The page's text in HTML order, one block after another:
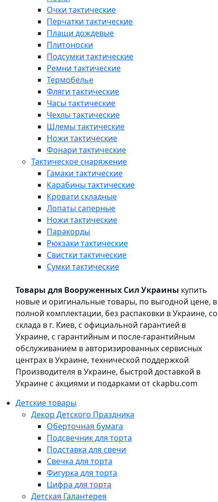
Очки тактические
Перчатки тактические
Плащи дождевые
Плитоноски
Подсумки тактические
Ремни тактические
Термобелье
Фляги тактические
Часы тактические
Чехлы тактические
Шлемы тактические
Ножи тактические
Фонари тактические
Тактическое снаряжение
Гамаки тактические
Карабины тактические
Кровати складные
Лопаты саперные
Ножи тактические
Паракорды
Рюкзаки тактические
Свистки тактические
Сумки тактические
Товары для Вооруженных Сил Украины купить
новые и оригинальные товары, по выгодной цене, в
полной комплектации, без распаковки в Украине, со
склада в г. Киев, с официальной гарантией в
Украине, с гарантийным и после-гарантийным
обслуживанием в авторизированных сервисных
центрах в Украине, технической поддержкой
Производителя в Украине, быстрой доставкой в
Украине с акциями и подарками от ckapbu.com
Детские товары
Декор Детского Праздника
Оберточная бумага
Подсвечник для торта
Подставка для свечи
Свечка для торта
Фигурка для торта
Цифра для торта
Детская Галантерея